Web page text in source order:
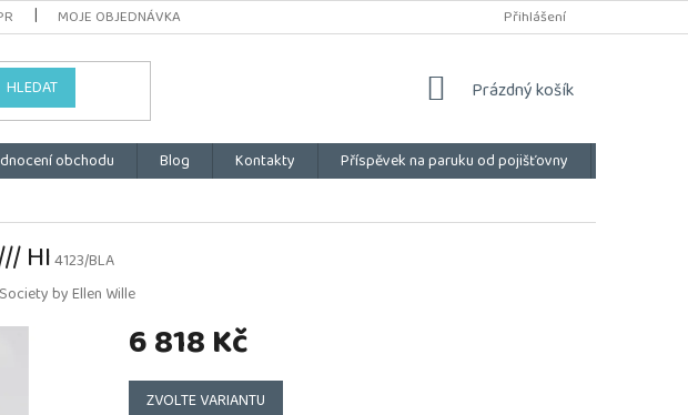
MOJE OBJEDNÁVKA Přihlášení
HLEDAT
NÁKUPNÍ
Prázdný košík
obchodu Blog Kontakty Příspěvek na paruku od pojišťovny
HI4123/BLA
by Ellen Wille
6 818 Kč
Měrná
cena:
ZVOLTE VARIANTU